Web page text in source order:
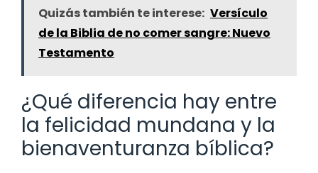
Quizás también te interese: Versículo
de la Biblia de no comer sangre: Nuevo
Testamento
¿Qué diferencia hay entre
la felicidad mundana y la
bienaventuranza bíblica?